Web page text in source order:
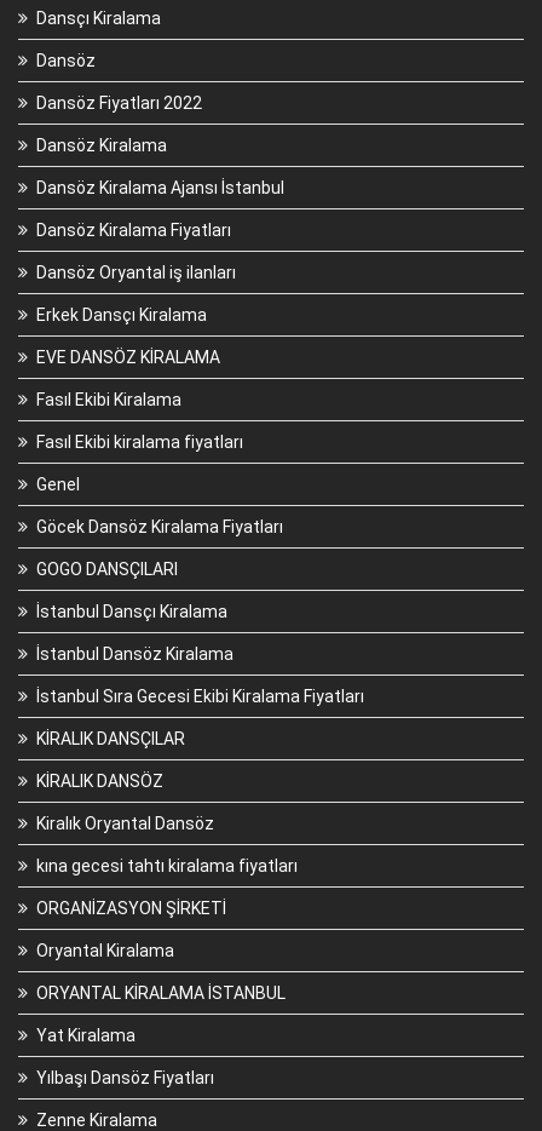
Dansçı Kiralama
Dansöz
Dansöz Fiyatları 2022
Dansöz Kiralama
Dansöz Kiralama Ajansı İstanbul
Dansöz Kiralama Fiyatları
Dansöz Oryantal iş ilanları
Erkek Dansçı Kiralama
EVE DANSÖZ KİRALAMA
Fasıl Ekibi Kiralama
Fasıl Ekibi kiralama fiyatları
Genel
Göcek Dansöz Kiralama Fiyatları
GOGO DANSÇILARI
İstanbul Dansçı Kiralama
İstanbul Dansöz Kiralama
İstanbul Sıra Gecesi Ekibi Kiralama Fiyatları
KİRALIK DANSÇILAR
KİRALIK DANSÖZ
Kiralık Oryantal Dansöz
kına gecesi tahtı kiralama fiyatları
ORGANİZASYON ŞİRKETİ
Oryantal Kiralama
ORYANTAL KİRALAMA İSTANBUL
Yat Kiralama
Yılbaşı Dansöz Fiyatları
Zenne Kiralama